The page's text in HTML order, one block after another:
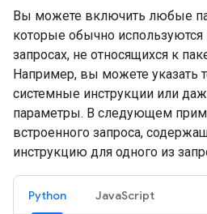
Вы можете включить любые
которые обычно используются
запросах, не относящихся к
Например, вы можете указать
системные инструкции или
параметры. В следующем
встроенного запроса,
инструкцию для одного из
Python JavaScript